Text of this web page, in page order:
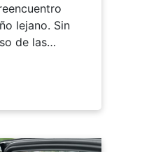
lejano. Sin
de las…